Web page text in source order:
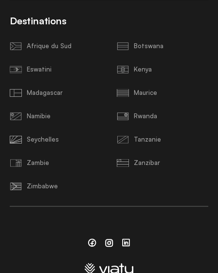
Destinations
Afrique du Sud Botswana
Eswatini Kenya
Madagascar Maurice
Namibie Rwanda
Seychelles Tanzanie
Zambie Zanzibar
Zimbabwe
FacebookInstagramLinkedin